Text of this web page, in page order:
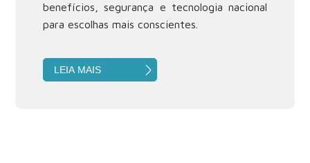
benefícios, segurança e tecnologia nacional
para escolhas mais conscientes.
LEIA MAIS